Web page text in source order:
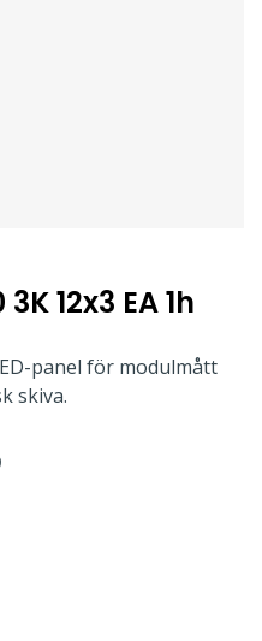
12x3 EA 1h
panel för modulmått
skiva.